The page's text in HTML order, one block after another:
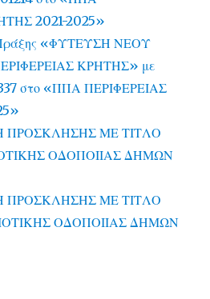
2021-2025»
Πράξης «ΦΥΤΕΥΣΗ ΝΕΟΥ
ΚΡΗΤΗΣ» με
στο «ΠΠΑ ΠΕΡΙΦΕΡΕΙΑΣ
ΠΡΟΣΚΛΗΣΗΣ ΜΕ ΤΙΤΛΟ
ΟΔΟΠΟΙΙΑΣ ΔΗΜΩΝ
ΠΡΟΣΚΛΗΣΗΣ ΜΕ ΤΙΤΛΟ
ΟΔΟΠΟΙΙΑΣ ΔΗΜΩΝ